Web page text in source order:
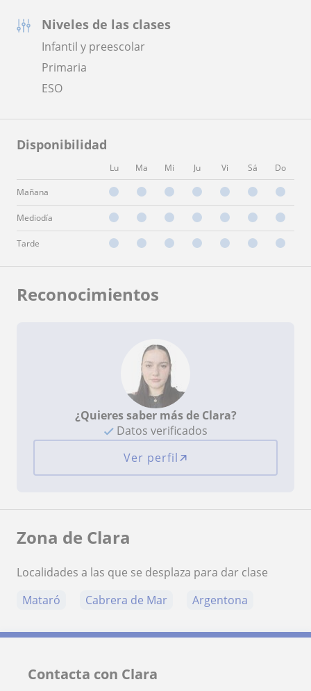
Niveles de las clases
Infantil y preescolar
Primaria
ESO
Disponibilidad
Lu Ma Mi Ju Vi Sá Do
Mañana
Mediodía
Tarde
Reconocimientos
¿Quieres saber más de Clara?
Datos verificados
Ver perfil
Zona de Clara
Localidades a las que se desplaza para dar clase
Mataró
Cabrera de Mar Argentona
Contacta con Clara